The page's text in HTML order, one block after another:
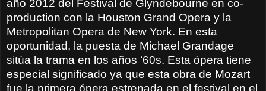
año 2012 del Festival de Glyndebourne en co-
production con la Houston Grand Opera y la
Metropolitan Opera de New York. En esta
oportunidad, la puesta de Michael Grandage
sitúa la trama en los años ‘60s. Esta ópera tiene
especial significado ya que esta obra de Mozart
fue la primera ópera estrenada en el festival en el